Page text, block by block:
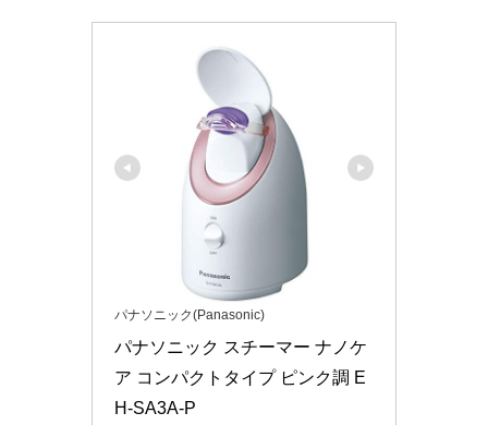
パナソニック(Panasonic)
パナソニック スチーマー ナノケ
ア コンパクトタイプ ピンク調 E
H-SA3A-P